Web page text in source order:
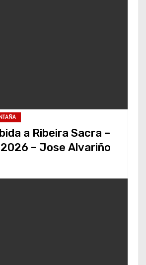
a Ribeira Sacra –
– Jose Alvariño